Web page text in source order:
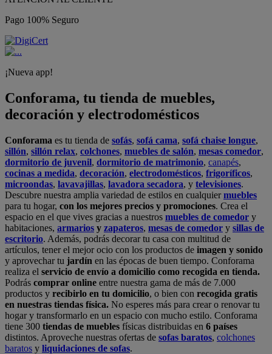
Pago 100% Seguro
¡Nueva app!
Conforama, tu tienda de muebles,
decoración y electrodomésticos
Conforama es tu tienda de sofás, sofá cama, sofá chaise longue,
sillón, sillón relax, colchones, muebles de salón, mesas comedor,
dormitorio de juvenil, dormitorio de matrimonio, canapés,
cocinas a medida, decoración, electrodomésticos, frigoríficos,
microondas, lavavajillas, lavadora secadora, y televisiones.
Descubre nuestra amplia variedad de estilos en cualquiermuebles
para tu hogar, con los mejores precios y promociones. Crea el
espacio en el que vives gracias a nuestros muebles de comedor y
habitaciones, armarios y zapateros, mesas de comedor y sillas de
escritorio. Además, podrás decorar tu casa con multitud de
artículos, tener el mejor ocio con los productos de imagen y sonido
y aprovechar tu jardín en las épocas de buen tiempo. Conforama
realiza el servicio de envío a domicilio como recogida en tienda.
Podrás comprar online entre nuestra gama de más de 7.000
productos y recibirlo en tu domicilio, o bien con recogida gratis
en nuestras tiendas física. No esperes más para crear o renovar tu
hogar y transformarlo en un espacio con mucho estilo. Conforama
tiene 300 tiendas de muebles físicas distribuidas en 6 países
distintos. Aproveche nuestras ofertas de sofas baratos, colchones
baratos y liquidaciones de sofas.